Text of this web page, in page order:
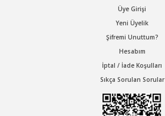
Üye Girişi
Yeni Üyelik
Şifremi Unuttum?
Hesabım
İptal / İade Koşulları
Sıkça Sorulan Sorular